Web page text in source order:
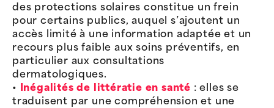
des protections solaires constitue un frein
pour certains publics, auquel s’ajoutent un
accès limité à une information adaptée et un
recours plus faible aux soins préventifs, en
particulier aux consultations
dermatologiques.
•
Inégalités de littératie en santé : elles se
traduisent par une compréhension et une